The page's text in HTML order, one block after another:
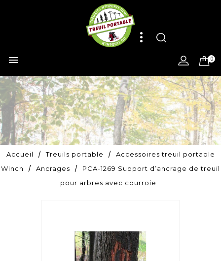
 0
Accueil Treuils portable
Accessoires treuil portable
Winch
Ancrages
PCA-1269 Support d’ancrage de treuil
pour arbres avec courroie